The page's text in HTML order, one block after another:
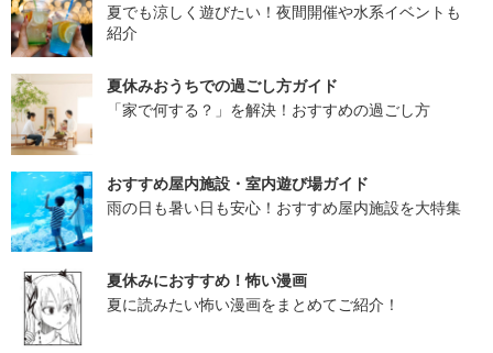
夏でも涼しく遊びたい！夜間開催や水系イベントも
紹介
夏休みおうちでの過ごし方ガイド
「家で何する？」を解決！おすすめの過ごし方
おすすめ屋内施設・室内遊び場ガイド
雨の日も暑い日も安心！おすすめ屋内施設を大特集
夏休みにおすすめ！怖い漫画
夏に読みたい怖い漫画をまとめてご紹介！